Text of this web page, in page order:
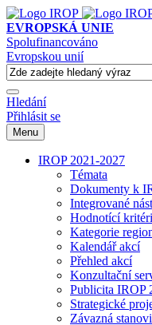
EVROPSKÁ UNIE
Spolufinancováno
Evropskou unií
Hledání
Přihlásit se
Menu
IROP 2021-2027
Témata
Dokumenty k
Integrované
Hodnotící
Kategorie
Kalendář akcí
Přehled akcí
Konzultační
Publicita IROP
Strategické
Závazná